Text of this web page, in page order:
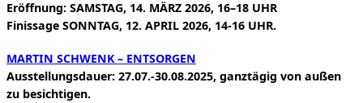
Eröffnung: SAMSTAG, 14. MÄRZ 2026, 16–18 UHR
Finissage SONNTAG, 12. APRIL 2026, 14-16 UHR.
MARTIN SCHWENK – ENTSORGEN
Ausstellungsdauer: 27.07.-30.08.2025, ganztägig von außen
zu besichtigen.